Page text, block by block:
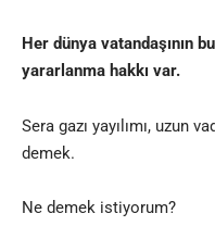
Her dünya vatandaşının
yararlanma hakkı var.
Sera gazı yayılımı, uzun
demek.
Ne demek istiyorum?